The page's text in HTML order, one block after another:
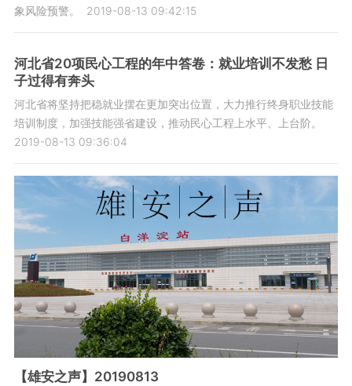
象风险预警。
2019-08-13 09:42:15
河北省20项民心工程的年中答卷：​就业培训不发愁 日
子过得有奔头
河北省将坚持把稳就业摆在更加突出位置，大力推行终身职业技能
培训制度，加强技能强省建设，推动民心工程上水平、上台阶。
2019-08-13 09:36:04
【雄安之声】20190813